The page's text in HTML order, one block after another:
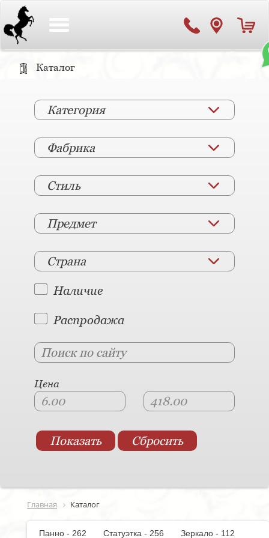
Каталог
Категория
Фабрика
Стиль
Предмет
Страна
Наличие
Распродажа
Цена
Главная Каталог
Панно - 262 Статуэтка - 256
Зеркало - 112